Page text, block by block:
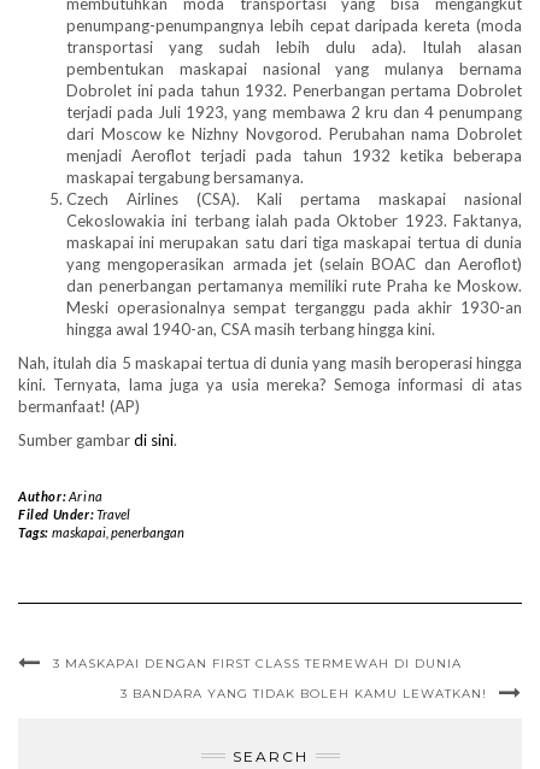
penumpang-penumpangnya lebih cepat daripada kereta (moda
transportasi yang sudah lebih dulu ada). Itulah alasan
pembentukan maskapai nasional yang mulanya bernama
Dobrolet ini pada tahun 1932. Penerbangan pertama Dobrolet
terjadi pada Juli 1923, yang membawa 2 kru dan 4 penumpang
dari Moscow ke Nizhny Novgorod. Perubahan nama Dobrolet
menjadi Aeroflot terjadi pada tahun 1932 ketika beberapa
maskapai tergabung bersamanya.
Czech Airlines (CSA). Kali pertama maskapai nasional
Cekoslowakia ini terbang ialah pada Oktober 1923. Faktanya,
maskapai ini merupakan satu dari tiga maskapai tertua di dunia
yang mengoperasikan armada jet (selain BOAC dan Aeroflot)
dan penerbangan pertamanya memiliki rute Praha ke Moskow.
Meski operasionalnya sempat terganggu pada akhir 1930-an
hingga awal 1940-an, CSA masih terbang hingga kini.
Nah, itulah dia 5 maskapai tertua di dunia yang masih beroperasi hingga
kini. Ternyata, lama juga ya usia mereka? Semoga informasi di atas
bermanfaat! (AP)
Sumber gambardi sini.
Author:Arina
Filed Under:Travel
Tags: maskapai, penerbangan
3 MASKAPAI DENGAN FIRST CLASS TERMEWAH DI DUNIA
3 BANDARA YANG TIDAK BOLEH KAMU LEWATKAN!
SEARCH